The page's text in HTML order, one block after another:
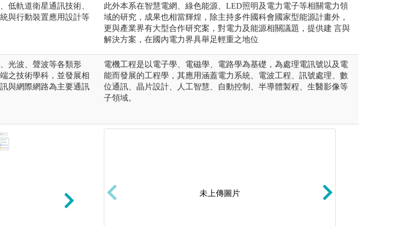
低軌道衛星通訊技術、
與行動裝置應用設計等
此外本系在智慧電網、綠色能源、LED照明及電力電子等相關電力領
域的研究，成果也相當輝煌，除主持多件國科會國家型能源計畫外，
更與產業界有大型合作研究案，對電力及能源相關議題，提供建 言與
解決方案，在國內電力界具舉足輕重之地位
光波、聲波等各類形
之技術學科，並發展相
與網際網路為主要通訊
電機工程是以電子學、電磁學、電路學為基礎，為處理電訊號以及電
能而發展的工程學，其應用涵蓋電力系統、電波工程、訊號處理、數
位通訊、晶片設計、人工智慧、自動控制、半導體製程、生醫影像等
子領域。
未上傳圖片